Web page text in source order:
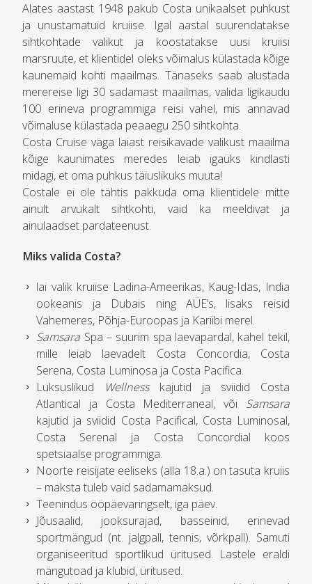
Alates aastast 1948 pakub Costa unikaalset puhkust
ja unustamatuid kruiise. Igal aastal suurendatakse
sihtkohtade valikut ja koostatakse uusi kruiisi
marsruute, et klientidel oleks võimalus külastada kõige
kaunemaid kohti maailmas. Tänaseks saab alustada
merereise ligi 30 sadamast maailmas, valida ligikaudu
100 erineva programmiga reisi vahel, mis annavad
võimaluse külastada peaaegu 250 sihtkohta.
Costa Cruise väga laiast reisikavade valikust maailma
kõige kaunimates meredes leiab igaüks kindlasti
midagi, et oma puhkus täiuslikuks muuta!
Costale ei ole tähtis pakkuda oma klientidele mitte
ainult arvukalt sihtkohti, vaid ka meeldivat ja
ainulaadset pardateenust.
Miks valida Costa?
lai valik kruiise Ladina-Ameerikas, Kaug-Idas, India
ookeanis ja Dubais ning AÜE’s, lisaks reisid
Vahemeres, Põhja-Euroopas ja Kariibi merel.
Samsara Spa – suurim spa laevapardal, kahel tekil,
mille leiab laevadelt Costa Concordia, Costa
Serena, Costa Luminosa ja Costa Pacifica.
Luksuslikud
Wellnesskajutid ja sviidid Costa
Atlantical ja Costa Mediterraneal, või Samsara
kajutid ja sviidid Costa Pacifical, Costa Luminosal,
Costa Serenal ja Costa Concordial koos
spetsiaalse programmiga.
Noorte reisijate eeliseks (alla 18.a.) on tasuta kruiis
– maksta tuleb vaid sadamamaksud.
Teenindus ööpäevaringselt, iga päev.
Jõusaalid, jooksurajad, basseinid, erinevad
sportmängud (nt. jalgpall, tennis, võrkpall). Samuti
organiseeritud sportlikud üritused. Lastele eraldi
mängutoad ja klubid, üritused.